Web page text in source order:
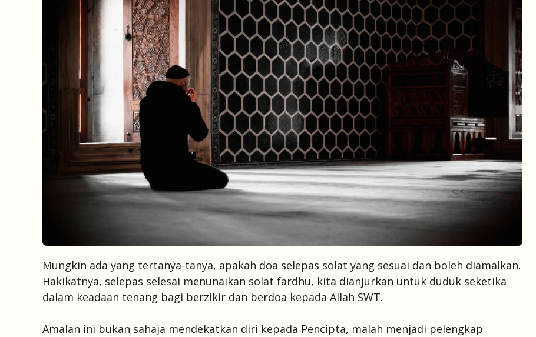
Mungkin ada yang tertanya-tanya, apakah doa selepas solat yang sesuai dan boleh diamalkan.
Hakikatnya, selepas selesai menunaikan solat fardhu, kita dianjurkan untuk duduk seketika
dalam keadaan tenang bagi berzikir dan berdoa kepada Allah SWT.
Amalan ini bukan sahaja mendekatkan diri kepada Pencipta, malah menjadi pelengkap